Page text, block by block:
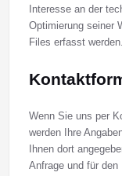
Interesse an der
Optimierung seiner
Files erfasst werden.
Wenn Sie uns per
werden Ihre
Ihnen dort
Anfrage und für